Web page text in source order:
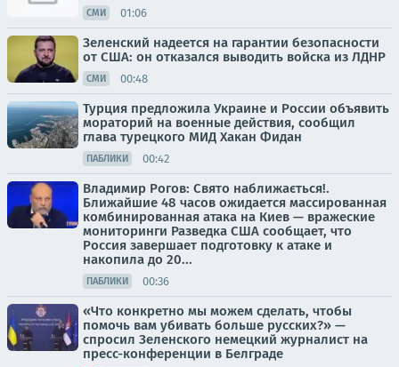
СМИ 01:06
Зеленский надеется на гарантии безопасности
от США: он отказался выводить войска из ЛДНР
СМИ 00:48
Турция предложила Украине и России объявить
мораторий на военные действия, сообщил
глава турецкого МИД Хакан Фидан
ПАБЛИКИ 00:42
Владимир Рогов: Свято наближається!.
Ближайшие 48 часов ожидается массированная
комбинированная атака на Киев — вражеские
мониторинги Разведка США сообщает, что
Россия завершает подготовку к атаке и
накопила до 20...
ПАБЛИКИ 00:36
«Что конкретно мы можем сделать, чтобы
помочь вам убивать больше русских?» —
спросил Зеленского немецкий журналист на
пресс-конференции в Белграде